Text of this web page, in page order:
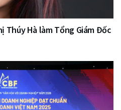
Thúy Hà làm Tổng Giám Đốc